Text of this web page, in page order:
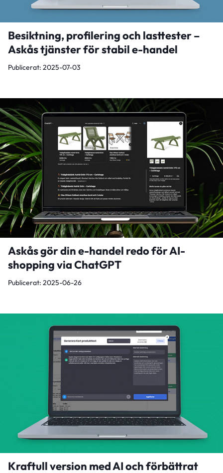
Besiktning, profilering och lasttester –
Askås tjänster för stabil e-handel
Publicerat: 2025-07-03
Askås gör din e-handel redo för AI-
shopping via ChatGPT
Publicerat: 2025-06-26
Kraftull version med AI och förbättrat